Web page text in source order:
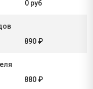
0 руб
890 ₽
880 ₽